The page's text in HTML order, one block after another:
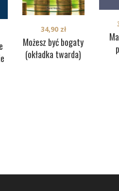
Możesz być bogaty
(okładka twarda)
34,90 zł